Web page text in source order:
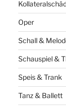
Oper
Schall &
Schauspiel &
Speis & Trank
Tanz & Ballett